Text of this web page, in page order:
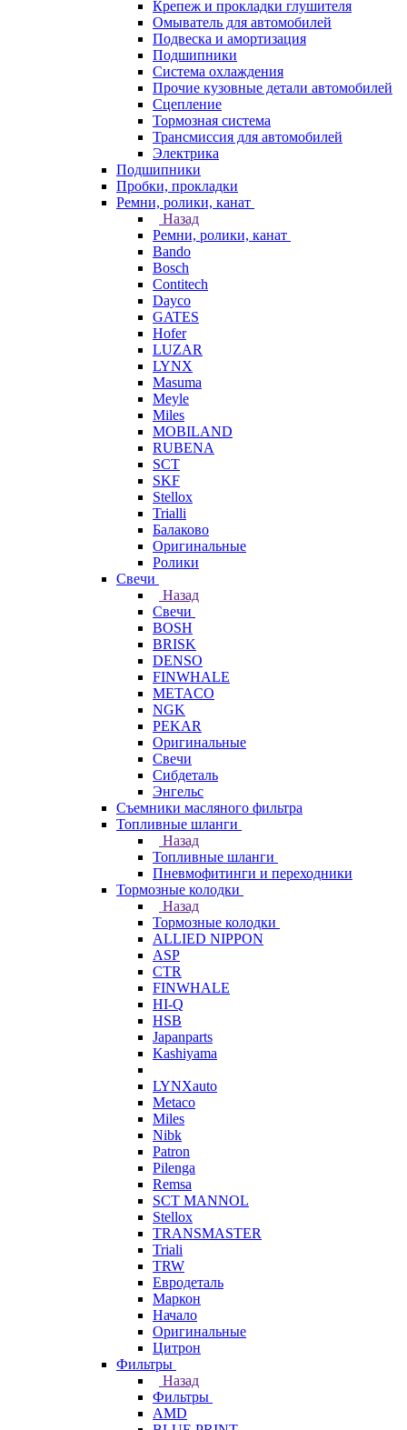
Крепеж и прокладки глушителя
Омыватель для автомобилей
Подвеска и амортизация
Подшипники
Система охлаждения
Прочие кузовные детали автомобилей
Сцепление
Тормозная система
Трансмиссия для автомобилей
Электрика
Подшипники
Пробки, прокладки
Ремни, ролики, канат
Назад
Ремни, ролики, канат
Bando
Bosch
Contitech
Dayco
GATES
Hofer
LUZAR
LYNX
Masuma
Meyle
Miles
MOBILAND
RUBENA
SCT
SKF
Stellox
Trialli
Балаково
Оригинальные
Ролики
Свечи
Назад
Свечи
BOSH
BRISK
DENSO
FINWHALE
METACO
NGK
PEKAR
Оригинальные
Свечи
Сибдеталь
Энгельс
Съемники масляного фильтра
Топливные шланги
Назад
Топливные шланги
Пневмофитинги и переходники
Тормозные колодки
Назад
Тормозные колодки
ALLIED NIPPON
ASP
CTR
FINWHALE
HI-Q
HSB
Japanparts
Kashiyama
LYNXauto
Metaco
Miles
Nibk
Patron
Pilenga
Remsa
SCT MANNOL
Stellox
TRANSMASTER
Triali
TRW
Евродеталь
Маркон
Начало
Оригинальные
Цитрон
Фильтры
Назад
Фильтры
AMD